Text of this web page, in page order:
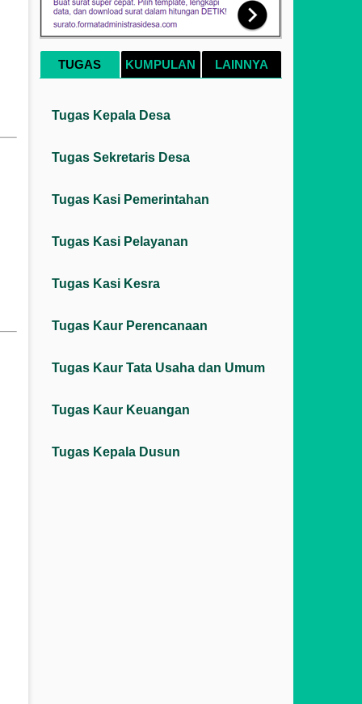
TUGAS KUMPULAN LAINNYA
Tugas Kepala Desa
Tugas Sekretaris Desa
Tugas Kasi Pemerintahan
Tugas Kasi Pelayanan
Tugas Kasi Kesra
Tugas Kaur Perencanaan
Tugas Kaur Tata Usaha dan Umum
Tugas Kaur Keuangan
Tugas Kepala Dusun